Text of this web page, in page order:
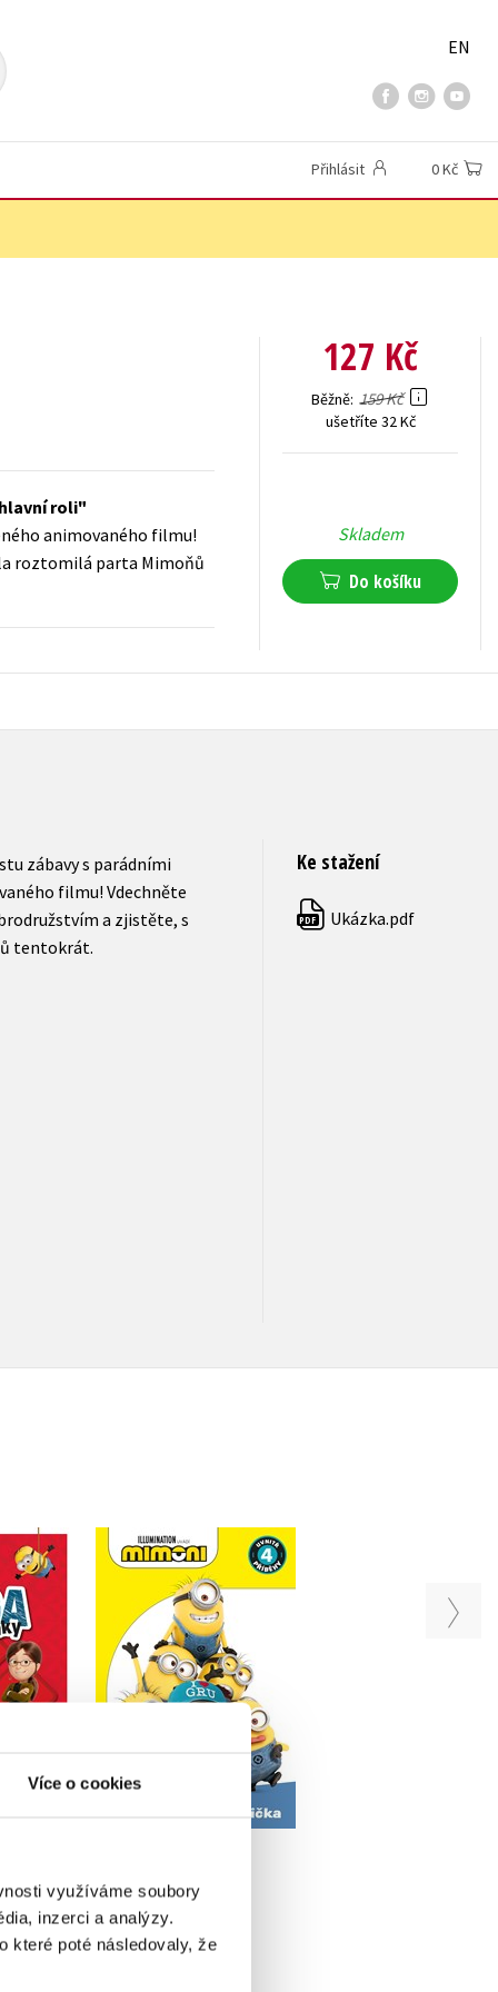
Více o cookies
využíváme soubory
inzerci a analýzy.
které poté následovaly, že
EN
Přihlásit 0 Kč
roli
animovaného filmu!
roztomilá parta Mimoňů
127 Kč
Běžně 159 Kč
ušetříte 32 Kč
Skladem
Do košíku
zábavy s parádními
filmu! Vdechněte
a zjistěte, s
tentokrát.
Ke stažení
PDF Ukázka.pdf
- Mega
189 Kč
Mimoni - Pohádková
knihovnička
Kolektiv
299 Kč
Kolektiv